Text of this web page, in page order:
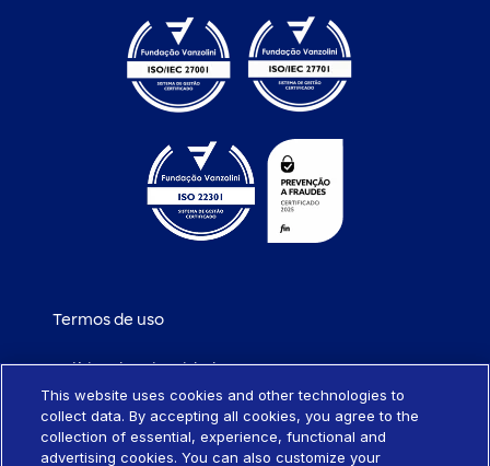
Termos de uso
Política de privacidade
Política de cookies
This website uses cookies and other technologies to
collect data. By accepting all cookies, you agree to the
collection of essential, experience, functional and
advertising cookies. You can also customize your